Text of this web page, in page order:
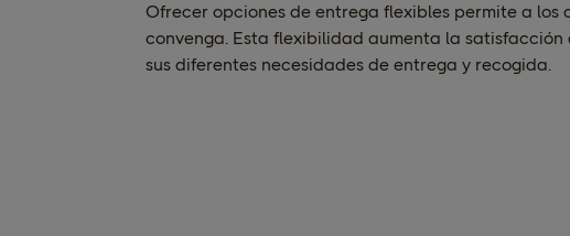
Ofrecer opciones de entrega flexibles permite a los
convenga. Esta flexibilidad aumenta la
sus diferentes necesidades de entrega y recogida.